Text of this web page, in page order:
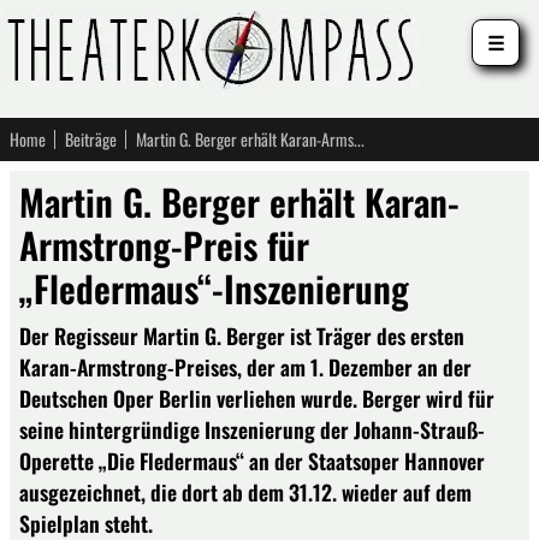
Home Beiträge Martin G. Berger erhält Karan-Armstrong-Preis für „Fledermaus“-Inszenierung
Martin G. Berger erhält Karan-
Armstrong-Preis für
„Fledermaus“-Inszenierung
Der Regisseur Martin G. Berger ist Träger des ersten
Karan-Armstrong-Preises, der am 1. Dezember an der
Deutschen Oper Berlin verliehen wurde. Berger wird für
seine hintergründige Inszenierung der Johann-Strauß-
Operette „Die Fledermaus“ an der Staatsoper Hannover
ausgezeichnet, die dort ab dem 31.12. wieder auf dem
Spielplan steht.
☰